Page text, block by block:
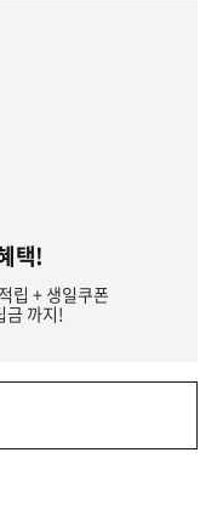
택!
립 + 생일쿠폰
금 까지!